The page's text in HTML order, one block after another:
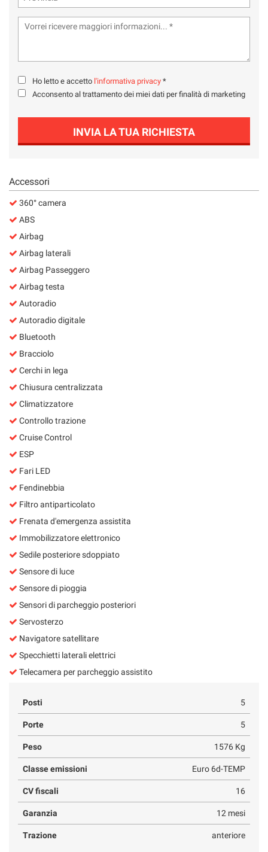
Ho letto e accetto l'informativa privacy *
Acconsento al trattamento dei miei dati per finalità di marketing
INVIA LA TUA RICHIESTA
Accessori
360° camera
ABS
Airbag
Airbag laterali
Airbag Passeggero
Airbag testa
Autoradio
Autoradio digitale
Bluetooth
Bracciolo
Cerchi in lega
Chiusura centralizzata
Climatizzatore
Controllo trazione
Cruise Control
ESP
Fari LED
Fendinebbia
Filtro antiparticolato
Frenata d'emergenza assistita
Immobilizzatore elettronico
Sedile posteriore sdoppiato
Sensore di luce
Sensore di pioggia
Sensori di parcheggio posteriori
Servosterzo
Navigatore satellitare
Specchietti laterali elettrici
Telecamera per parcheggio assistito
Posti 5
Porte 5
Peso 1576 Kg
Classe emissioni Euro 6d-TEMP
CV fiscali 16
Garanzia 12 mesi
Trazione anteriore
la
cookie
policy
impostazioni